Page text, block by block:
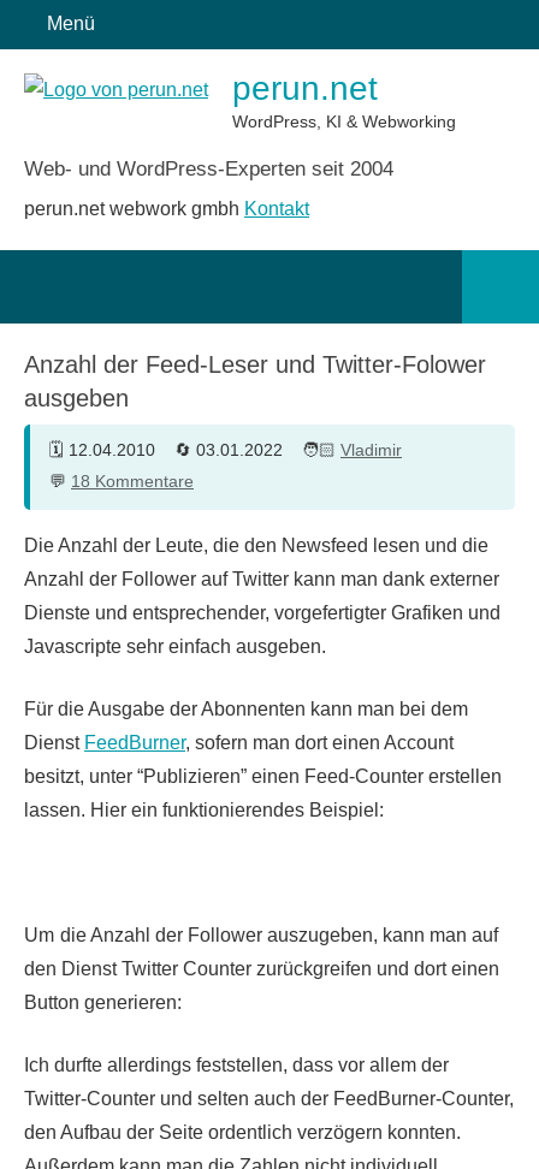
Inhalt
springen
Menü
perun.net
WordPress, KI & Webworking
Web- und WordPress-Experten seit 2004
perun.net webwork gmbh Kontakt
Anzahl der Feed-Leser und Twitter-Folower
ausgeben
12.04.2010 03.01.2022
Vladimir
18 Kommentare
Die Anzahl der Leute, die den Newsfeed lesen und die
Anzahl der Follower auf Twitter kann man dank externer
Dienste und entsprechender, vorgefertigter Grafiken und
Javascripte sehr einfach ausgeben.
Für die Ausgabe der Abonnenten kann man bei dem
Dienst FeedBurner, sofern man dort einen Account
besitzt, unter “Publizieren” einen Feed-Counter erstellen
lassen. Hier ein funktionierendes Beispiel:
Um die Anzahl der Follower auszugeben, kann man auf
den Dienst Twitter Counter zurückgreifen und dort einen
Button generieren:
Ich durfte allerdings feststellen, dass vor allem der
Twitter-Counter und selten auch der FeedBurner-Counter,
den Aufbau der Seite ordentlich verzögern konnten.